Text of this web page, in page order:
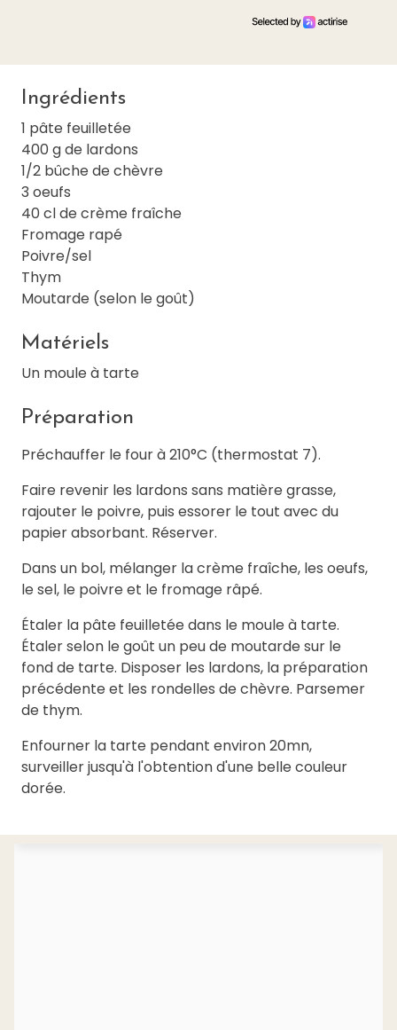
Ingrédients
1 pâte feuilletée
400 g de lardons
1/2 bûche de chèvre
3 oeufs
40 cl de crème fraîche
Fromage rapé
Poivre/sel
Thym
Moutarde (selon le goût)
Matériels
Un moule à tarte
Préparation
Préchauffer le four à 210°C (thermostat 7).
Faire revenir les lardons sans matière grasse,
rajouter le poivre, puis essorer le tout avec du
papier absorbant. Réserver.
Dans un bol, mélanger la crème fraîche, les oeufs,
le sel, le poivre et le fromage râpé.
Étaler la pâte feuilletée dans le moule à tarte.
Étaler selon le goût un peu de moutarde sur le
fond de tarte. Disposer les lardons, la préparation
précédente et les rondelles de chèvre. Parsemer
de thym.
Enfourner la tarte pendant environ 20mn,
surveiller jusqu'à l'obtention d'une belle couleur
dorée.